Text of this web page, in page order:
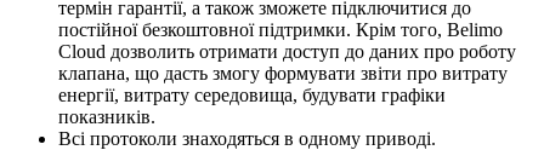
термін гарантії, а також зможете підключитися до
постійної безкоштовної підтримки. Крім того, Belimo
Cloud дозволить отримати доступ до даних про роботу
клапана, що дасть змогу формувати звіти про витрату
енергії, витрату середовища, будувати графіки
показників.
Всі протоколи знаходяться в одному приводі.